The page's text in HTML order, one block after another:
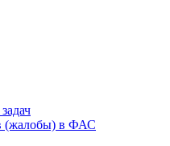
(жалобы) в ФАС